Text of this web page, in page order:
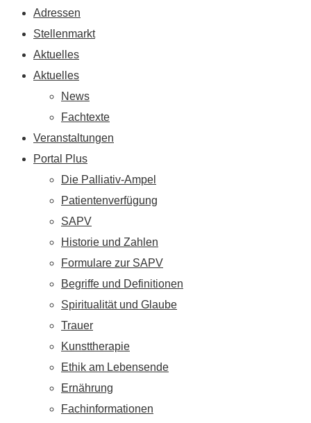
Adressen
Stellenmarkt
Aktuelles
Aktuelles
News
Fachtexte
Veranstaltungen
Portal Plus
Die Palliativ-Ampel
Patientenverfügung
SAPV
Historie und Zahlen
Formulare zur SAPV
Begriffe und Definitionen
Spiritualität und Glaube
Trauer
Kunsttherapie
Ethik am Lebensende
Ernährung
Fachinformationen